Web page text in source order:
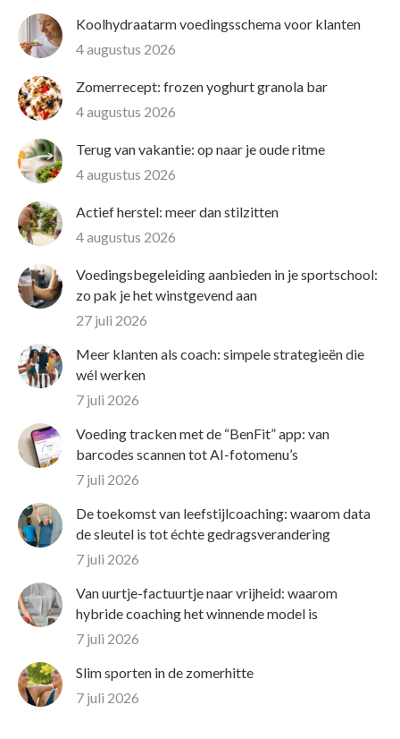
Koolhydraatarm voedingsschema voor klanten
4 augustus 2026
Zomerrecept: frozen yoghurt granola bar
4 augustus 2026
Terug van vakantie: op naar je oude ritme
4 augustus 2026
Actief herstel: meer dan stilzitten
4 augustus 2026
Voedingsbegeleiding aanbieden in je sportschool:
zo pak je het winstgevend aan
27 juli 2026
Meer klanten als coach: simpele strategieën die
wél werken
7 juli 2026
Voeding tracken met de “BenFit” app: van
barcodes scannen tot AI-fotomenu’s
7 juli 2026
De toekomst van leefstijlcoaching: waarom data
de sleutel is tot échte gedragsverandering
7 juli 2026
Van uurtje-factuurtje naar vrijheid: waarom
hybride coaching het winnende model is
7 juli 2026
Slim sporten in de zomerhitte
7 juli 2026